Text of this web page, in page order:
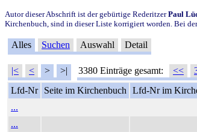
Autor dieser Abschrift ist der gebürtige RederitzerPaul
Kirchenbuch, sind in dieser Liste korrigiert worden. Bei
Alles Suchen Auswahl Detail
|< < > >| 3380 Einträge gesamt: <<
Lfd-Nr
Seite im Kirchenbuch Lfd-Nr im
...
...